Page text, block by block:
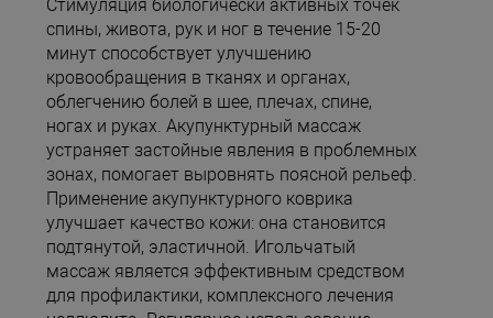
Стимуляция биологически активных точек
спины, живота, рук и ног в течение 15-20
минут способствует улучшению
кровообращения в тканях и органах,
облегчению болей в шее, плечах, спине,
ногах и руках. Акупунктурный массаж
устраняет застойные явления в проблемных
зонах, помогает выровнять поясной рельеф.
Применение акупунктурного коврика
улучшает качество кожи: она становится
подтянутой, эластичной. Игольчатый
массаж является эффективным средством
для профилактики, комплексного лечения